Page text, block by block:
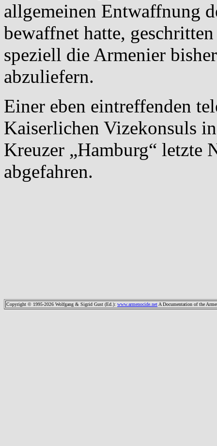
allgemeinen Entwaffnung
bewaffnet hatte,
speziell die Armenier
abzuliefern.
Einer eben eintreffenden
Kaiserlichen Vizekonsuls
Kreuzer „Hamburg“ letzte
abgefahren.
Copyright © 1995-2026 Wolfgang & Sigrid Gust (Ed.): www.armenocide.net A Documentation of the